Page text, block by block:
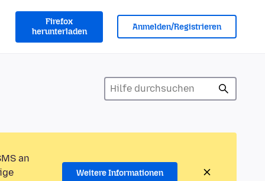
Firefox
herunterladen
Anmelden/Registrieren
an
Weitere Informationen